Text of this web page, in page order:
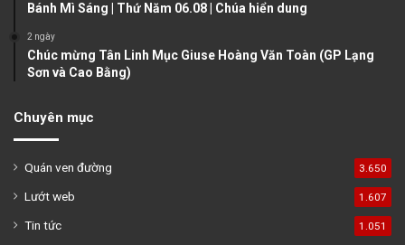
Bánh Mì Sáng | Thứ Năm 06.08 | Chúa hiển dung
2 ngày
Chúc mừng Tân Linh Mục Giuse Hoàng Văn Toàn (GP Lạng
Sơn và Cao Bằng)
Chuyên mục
Quán ven đường 3.650
Lướt web 1.607
Tin tức 1.051